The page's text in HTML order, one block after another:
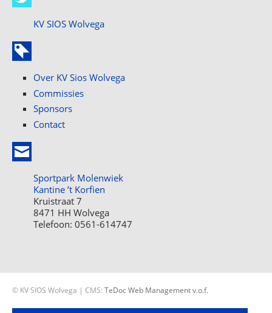
KV SIOS Wolvega
Over KV Sios Wolvega
Commissies
Sponsors
Contact
Sportpark Molenwiek
Kantine ’t Korfien
Kruistraat 7
8471 HH Wolvega
Telefoon: 0561-614747
© KV SIOS Wolvega | CMS: TeDoc Web Management v.o.f.